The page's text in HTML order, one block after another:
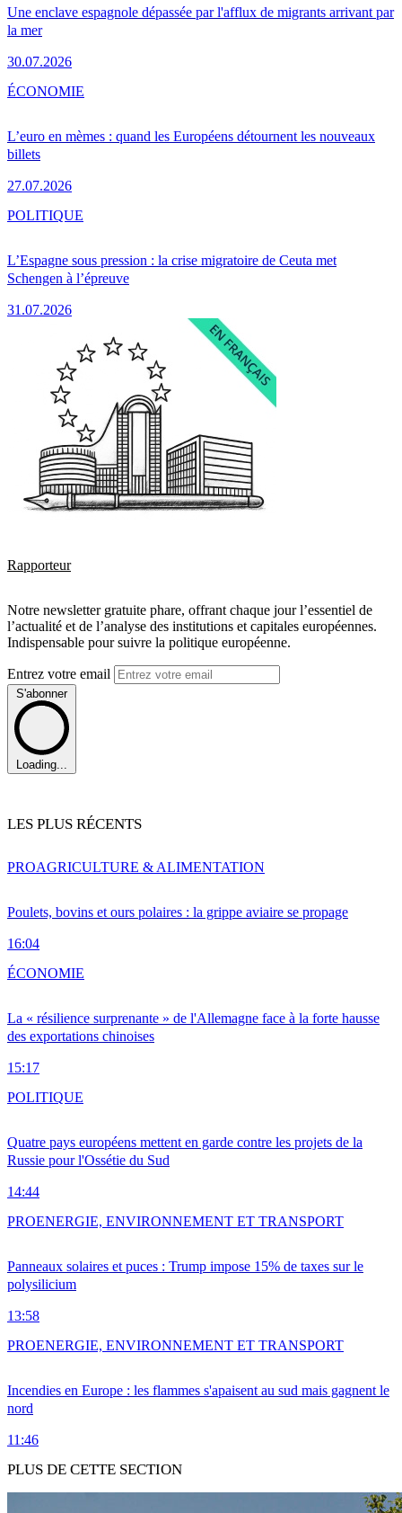
Une enclave espagnole dépassée par l'afflux de migrants arrivant par
la mer
30.07.2026
L’euro en mèmes : quand les Européens détournent les nouveaux
billets
27.07.2026
ÉCONOMIE
L’Espagne sous pression : la crise migratoire de Ceuta met
Schengen à l’épreuve
31.07.2026
POLITIQUE
Rapporteur
Notre newsletter gratuite phare, offrant chaque jour l’essentiel de
l’actualité et de l’analyse des institutions et capitales européennes.
Indispensable pour suivre la politique européenne.
Entrez votre email
S'abonner
Loading...
LES PLUS RÉCENTS
Poulets, bovins et ours polaires : la grippe aviaire se propage
16:04
PROAGRICULTURE & ALIMENTATION
La « résilience surprenante » de l'Allemagne face à la forte hausse
des exportations chinoises
15:17
ÉCONOMIE
Quatre pays européens mettent en garde contre les projets de la
Russie pour l'Ossétie du Sud
14:44
POLITIQUE
Panneaux solaires et puces : Trump impose 15% de taxes sur le
polysilicium
13:58
PROENERGIE, ENVIRONNEMENT ET TRANSPORT
Incendies en Europe : les flammes s'apaisent au sud mais gagnent le
nord
11:46
PROENERGIE, ENVIRONNEMENT ET TRANSPORT
PLUS DE CETTE SECTION